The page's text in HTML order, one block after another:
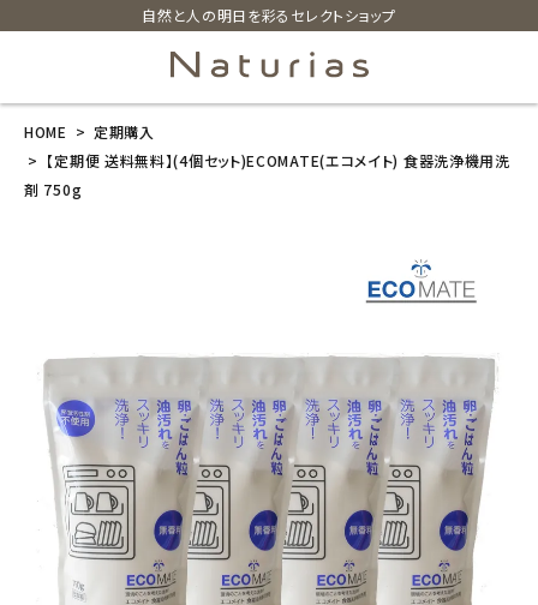
自然と人の明日を彩るセレクトショップ
search
【定期便 送料
無料】(4個セッ
ト)ECOMATE
(エコメイト) 食
器洗浄機用洗
剤 750g
3,740 (税込)
HOME
定期購入
【定期便 送料無料】(4個セット)ECOMATE(エコメイト) 食器洗浄機用洗
剤 750g